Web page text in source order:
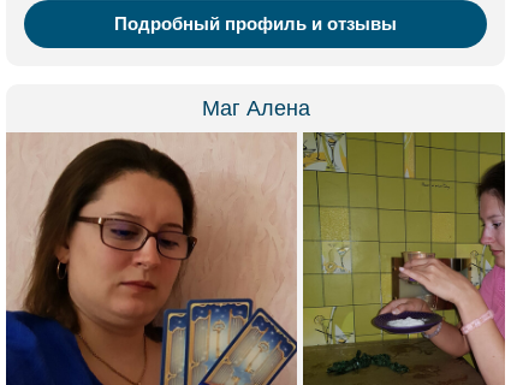
Подробный профиль и отзывы
Маг Алена